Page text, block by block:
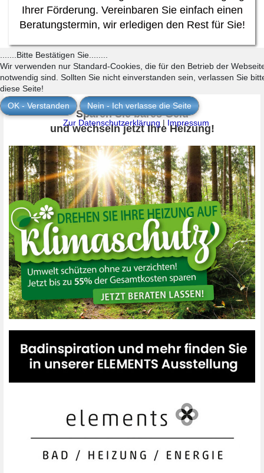
Ihrer Förderung. Vereinbaren Sie einfach einen
Beratungstermin, wir erledigen den Rest für Sie!
Sparen Sie bares Geld
und wechseln jetzt Ihre Heizung!
.......Bitte Bestätigen Sie........
Wir verwenden nur Standard-Cookies, die für den Betrieb der
notwendig sind. Sollten Sie nicht einverstanden sein, verlassen Sie
diese Seite!
OK - Verstanden
Nein - Ich verlasse die Seite
Zur Datenschutzerklärung | Impressum